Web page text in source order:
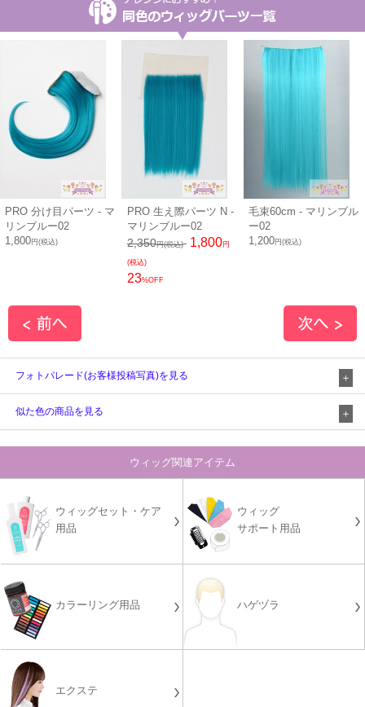
PRO 分け目パーツ - マ
リンブルー02
1,800円(税込)
PRO 生え際パーツ N -
マリンブルー02
2,350円(税込) 1,800円
(税込)
23%OFF
毛束60cm - マリンブル
ー02
1,200円(税込)
フォトパレード(お客様投稿写真)を見る
似た色の商品を見る
ウィッグ関連アイテム
ウィッグセット・ケア
用品
ウィッグ
サポート用品
カラーリング用品 ハゲヅラ
エクステ